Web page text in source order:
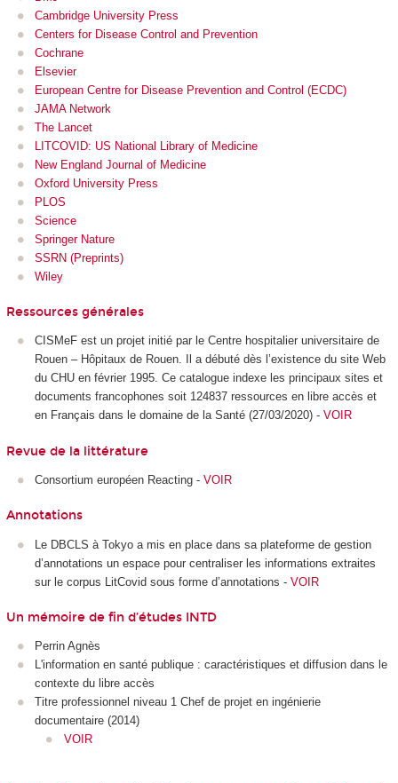
Cambridge University Press
Centers for Disease Control and Prevention
Cochrane
Elsevier
European Centre for Disease Prevention and Control (ECDC)
JAMA Network
The Lancet
LITCOVID: US National Library of Medicine
New England Journal of Medicine
Oxford University Press
PLOS
Science
Springer Nature
SSRN (Preprints)
Wiley
Ressources générales
CISMeF est un projet initié par le Centre hospitalier universitaire de
Rouen – Hôpitaux de Rouen. Il a débuté dès l’existence du site Web
du CHU en février 1995. Ce catalogue indexe les principaux sites et
documents francophones soit 124837 ressources en libre accès et
en Français dans le domaine de la Santé (27/03/2020) - VOIR
Revue de la littérature
Consortium européen Reacting - VOIR
Annotations
Le DBCLS à Tokyo a mis en place dans sa plateforme de gestion
d’annotations un espace pour centraliser les informations extraites
sur le corpus LitCovid sous forme d’annotations - VOIR
Un mémoire de fin d’études INTD
Perrin Agnès
L'information en santé publique : caractéristiques et diffusion dans le
contexte du libre accès
Titre professionnel niveau 1 Chef de projet en ingénierie
documentaire (2014)
VOIR